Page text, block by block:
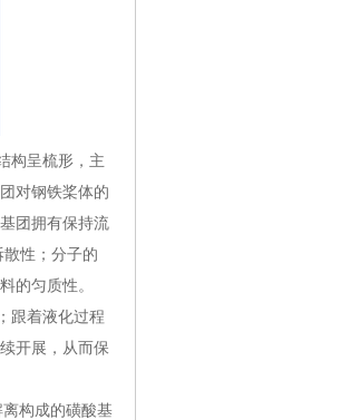
构呈梳形，主
对钢铁桨体的
团拥有保持流
性；分子的
的匀质性。
跟着液化过程
开展，从而保
构成的磺酸基